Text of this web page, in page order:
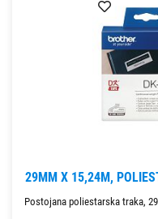
29MM X 15,24M,
Postojana poliestarska traka,